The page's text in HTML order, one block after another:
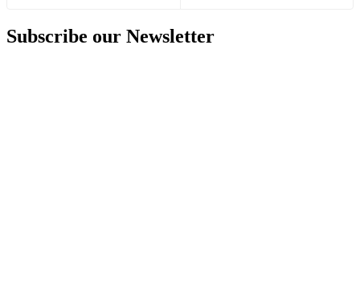
Subscribe our Newsletter